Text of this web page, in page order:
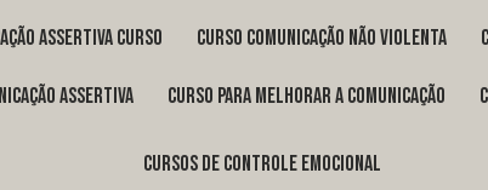
assertiva curso curso comunicação não violenta
assertiva curso para melhorar a comunicação
cursos de controle emocional